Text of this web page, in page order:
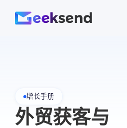
增长手册
外贸获客与